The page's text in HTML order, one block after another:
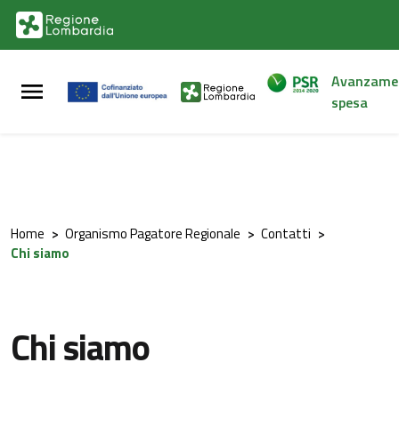
Vai al contenuto principale
Vai al footer
spesa
Home > Organismo Pagatore Regionale > Contatti >
Chi siamo
Chi siamo